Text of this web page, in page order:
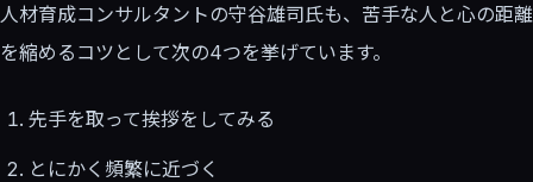
人材育成コンサルタントの守谷雄司氏も、苦手な人と心の距離
を縮めるコツとして次の4つを挙げています。
先手を取って挨拶をしてみる
とにかく頻繁に近づく